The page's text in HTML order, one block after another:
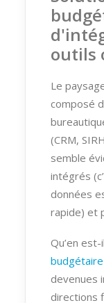
outils
Le
composé
(CRM,
semble
intégrés
données
rapide) et
Qu’en
devenues
directions